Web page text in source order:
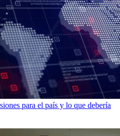
para el país y lo que debería